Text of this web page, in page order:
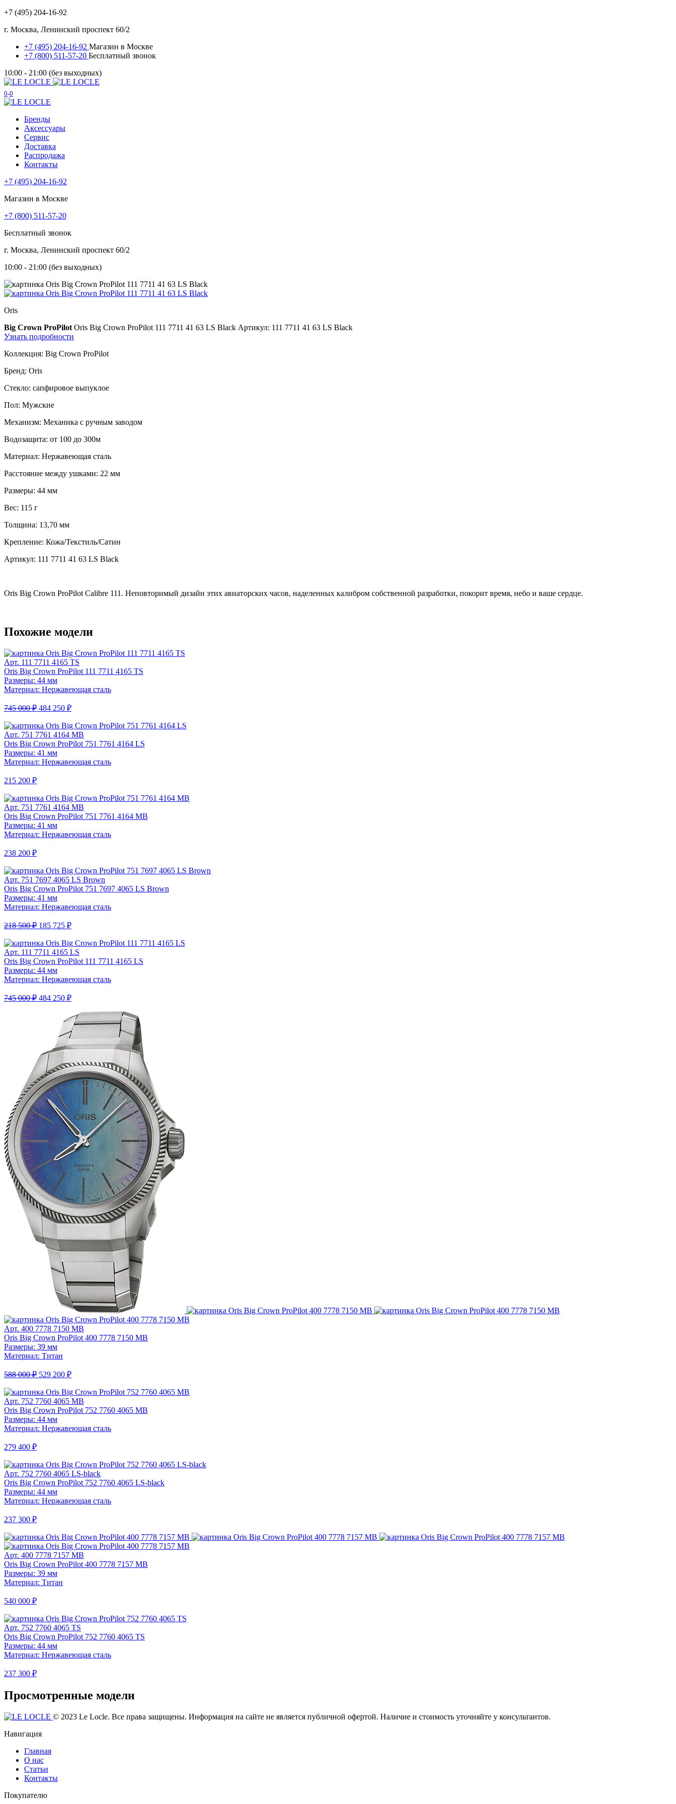
+7 (495) 204-16-92
г. Москва, Ленинский проспект 60/2
+7 (495) 204-16-92 Магазин в Москве
+7 (800) 511-57-20 Бесплатный звонок
10:00 - 21:00 (без выходных)
0 0
Бренды
Аксессуары
Сервис
Доставка
Распродажа
Контакты
+7 (495) 204-16-92
Магазин в Москве
+7 (800) 511-57-20
Бесплатный звонок
г. Москва, Ленинский проспект 60/2
10:00 - 21:00 (без выходных)
Oris
Big Crown ProPilot Oris Big Crown ProPilot 111 7711 41 63 LS Black Артикул: 111 7711 41 63 LS Black
Узнать подробности
Коллекция: Big Crown ProPilot
Бренд: Oris
Стекло: сапфировое выпуклое
Пол: Мужские
Механизм: Механика с ручным заводом
Водозащита: от 100 до 300м
Материал: Нержавеющая сталь
Расстояние между ушками: 22 мм
Размеры: 44 мм
Вес: 115 г
Толщина: 13,70 мм
Крепление: Кожа/Текстиль/Сатин
Артикул: 111 7711 41 63 LS Black
Oris Big Crown ProPilot Calibre 111. Неповторимый дизайн этих авиаторских часов, наделенных калибром собственной разработки, покорит время, небо и ваше сердце.
Похожие модели
Арт. 111 7711 4165 TS
Oris Big Crown ProPilot 111 7711 4165 TS
Размеры: 44 мм
Материал: Нержавеющая сталь
745 000 ₽ 484 250 ₽
Арт. 751 7761 4164 MB
Oris Big Crown ProPilot 751 7761 4164 LS
Размеры: 41 мм
Материал: Нержавеющая сталь
215 200 ₽
Арт. 751 7761 4164 MB
Oris Big Crown ProPilot 751 7761 4164 MB
Размеры: 41 мм
Материал: Нержавеющая сталь
238 200 ₽
Арт. 751 7697 4065 LS Brown
Oris Big Crown ProPilot 751 7697 4065 LS Brown
Размеры: 41 мм
Материал: Нержавеющая сталь
218 500 ₽ 185 725 ₽
Арт. 111 7711 4165 LS
Oris Big Crown ProPilot 111 7711 4165 LS
Размеры: 44 мм
Материал: Нержавеющая сталь
745 000 ₽ 484 250 ₽
Арт. 400 7778 7150 MB
Oris Big Crown ProPilot 400 7778 7150 MB
Размеры: 39 мм
Материал: Титан
588 000 ₽ 529 200 ₽
Арт. 752 7760 4065 MB
Oris Big Crown ProPilot 752 7760 4065 MB
Размеры: 44 мм
Материал: Нержавеющая сталь
279 400 ₽
Арт. 752 7760 4065 LS-black
Oris Big Crown ProPilot 752 7760 4065 LS-black
Размеры: 44 мм
Материал: Нержавеющая сталь
237 300 ₽
Арт. 400 7778 7157 MB
Oris Big Crown ProPilot 400 7778 7157 MB
Размеры: 39 мм
Материал: Титан
540 000 ₽
Арт. 752 7760 4065 TS
Oris Big Crown ProPilot 752 7760 4065 TS
Размеры: 44 мм
Материал: Нержавеющая сталь
237 300 ₽
Просмотренные модели
© 2023 Le Locle. Все права защищены. Информация на сайте не является публичной офертой. Наличие и стоимость уточняйте у консультантов.
Навигация
Главная
О нас
Статьи
Контакты
Покупателю